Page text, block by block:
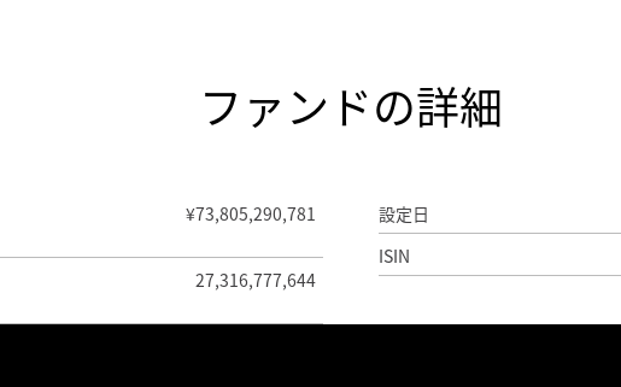
ファンドの詳細
¥73,805,290,781
27,316,777,644
設定日
ISIN